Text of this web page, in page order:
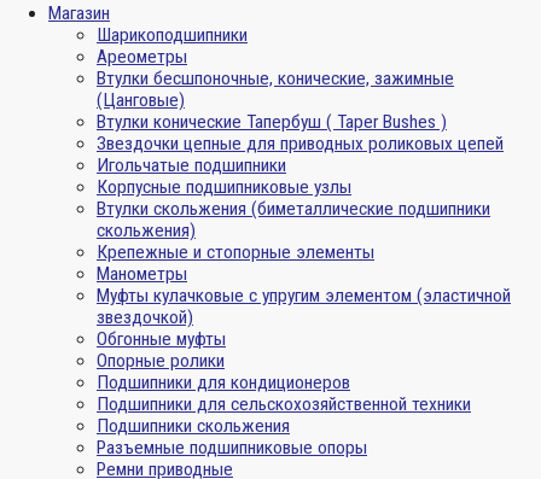
Магазин
Шарикоподшипники
Ареометры
Втулки бесшпоночные, конические, зажимные
(Цанговые)
Втулки конические Тапербуш ( Taper Bushes )
Звездочки цепные для приводных роликовых цепей
Игольчатые подшипники
Корпусные подшипниковые узлы
Втулки скольжения (биметаллические подшипники
скольжения)
Крепежные и стопорные элементы
Манометры
Муфты кулачковые с упругим элементом (эластичной
звездочкой)
Обгонные муфты
Опорные ролики
Подшипники для кондиционеров
Подшипники для сельскохозяйственной техники
Подшипники скольжения
Разъемные подшипниковые опоры
Ремни приводные